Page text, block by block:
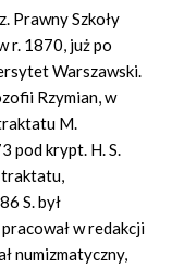
Prawny Szkoły
r. 1870, już po
Warszawski.
Rzymian, w
M.
pod krypt. H. S.
traktatu,
S. był
w redakcji
numizmatyczny,